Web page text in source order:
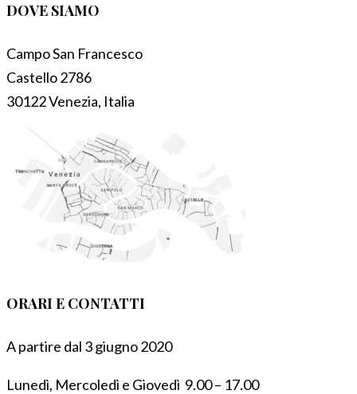
DOVE SIAMO
Campo San Francesco
Castello 2786
30122 Venezia, Italia
ORARI E CONTATTI
A partire dal 3 giugno 2020
Lunedì, Mercoledì e Giovedì 9.00 – 17.00